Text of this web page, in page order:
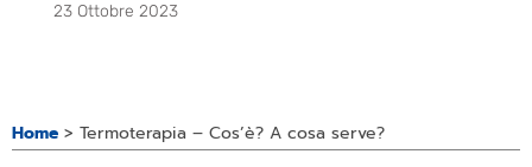
23 Ottobre 2023
Home > Termoterapia – Cos’è? A cosa serve?